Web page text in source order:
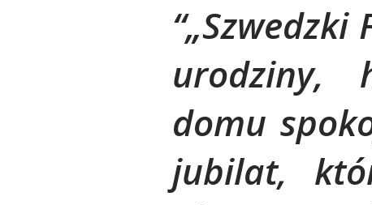
„Szwedzki
urodziny,
domu
jubilat,